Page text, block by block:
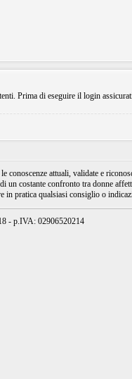
Prima di eseguire il login
attuali, validate e
costante confronto tra donne
in pratica qualsiasi consiglio o
- p.IVA: 02906520214